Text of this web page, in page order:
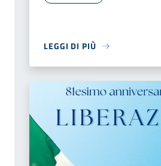
LEGGI DI PIÙ